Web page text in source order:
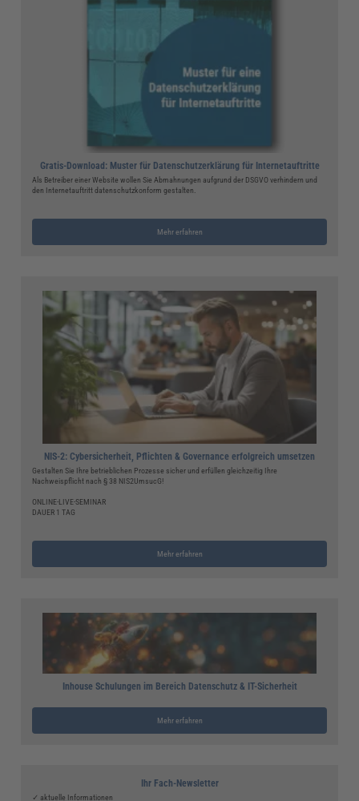
Gratis-Download: Muster für Datenschutzerklärung für Internetauftritte
Als Betreiber einer Website wollen Sie Abmahnungen aufgrund der DSGVO verhindern und
den Internetauftritt datenschutzkonform gestalten.
Mehr erfahren
NIS-2: Cybersicherheit, Pflichten & Governance erfolgreich umsetzen
Gestalten Sie Ihre betrieblichen Prozesse sicher und erfüllen gleichzeitig Ihre
Nachweispflicht nach § 38 NIS2UmsucG!
ONLINE-LIVE-SEMINAR
DAUER 1 TAG
Mehr erfahren
Inhouse Schulungen im Bereich Datenschutz & IT-Sicherheit
Mehr erfahren
Ihr Fach-Newsletter
✓ aktuelle Informationen